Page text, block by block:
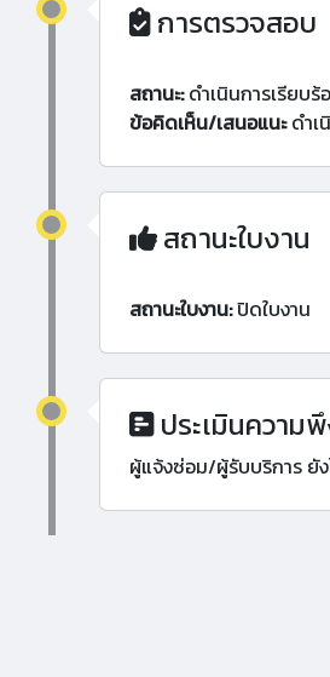
การตรวจสอบ
สถานะ:ดำเนินการเรียบร้
ข้อคิดเห็น/เสนอแนะดำเ
สถานะใบงาน
สถานะใบงาน:ปิดใบงาน
ประเมินความ
ผู้แจ้งซ่อม/ผู้รับบริการ ยั